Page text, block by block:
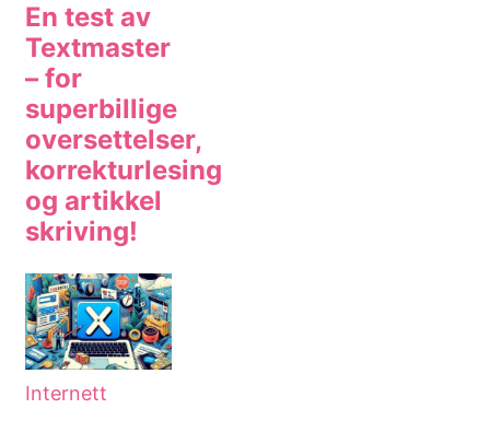
En test av
Textmaster
– for
superbillige
oversettelser,
korrekturlesing
og artikkel
skriving!
Internett